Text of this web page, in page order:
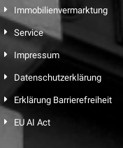
Immobilienvermarktung
Service
Impressum
Datenschutzerklärung
Erklärung Barrierefreiheit
EU AI Act